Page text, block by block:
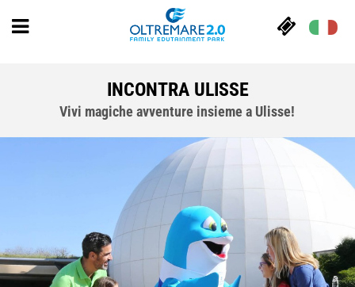
INCONTRA ULISSE
Vivi magiche avventure insieme a Ulisse!